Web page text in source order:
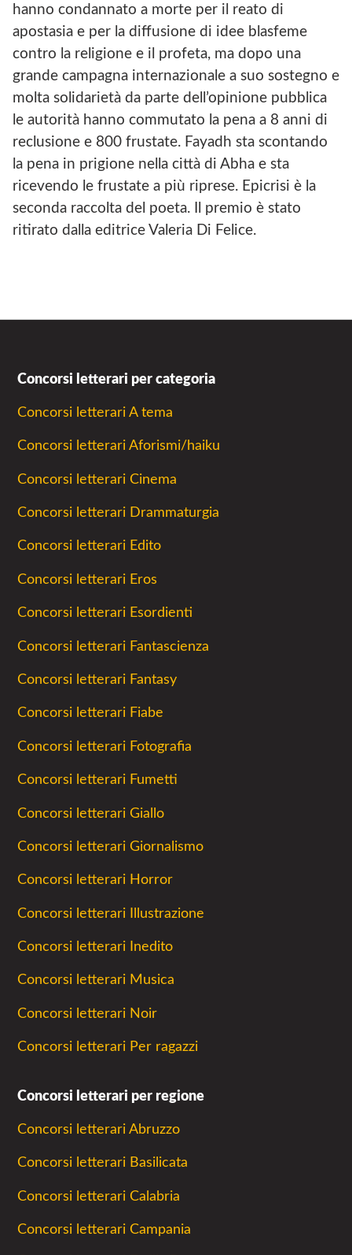
hanno condannato a morte per il reato di
apostasia e per la diffusione di idee blasfeme
contro la religione e il profeta, ma dopo una
grande campagna internazionale a suo sostegno e
molta solidarietà da parte dell’opinione pubblica
le autorità hanno commutato la pena a 8 anni di
reclusione e 800 frustate. Fayadh sta scontando
la pena in prigione nella città di Abha e sta
ricevendo le frustate a più riprese. Epicrisi è la
seconda raccolta del poeta. Il premio è stato
ritirato dalla editrice Valeria Di Felice.
Concorsi letterari per categoria
Concorsi letterari A tema
Concorsi letterari Aforismi/haiku
Concorsi letterari Cinema
Concorsi letterari Drammaturgia
Concorsi letterari Edito
Concorsi letterari Eros
Concorsi letterari Esordienti
Concorsi letterari Fantascienza
Concorsi letterari Fantasy
Concorsi letterari Fiabe
Concorsi letterari Fotografia
Concorsi letterari Fumetti
Concorsi letterari Giallo
Concorsi letterari Giornalismo
Concorsi letterari Horror
Concorsi letterari Illustrazione
Concorsi letterari Inedito
Concorsi letterari Musica
Concorsi letterari Noir
Concorsi letterari Per ragazzi
Concorsi letterari per regione
Concorsi letterari Abruzzo
Concorsi letterari Basilicata
Concorsi letterari Calabria
Concorsi letterari Campania